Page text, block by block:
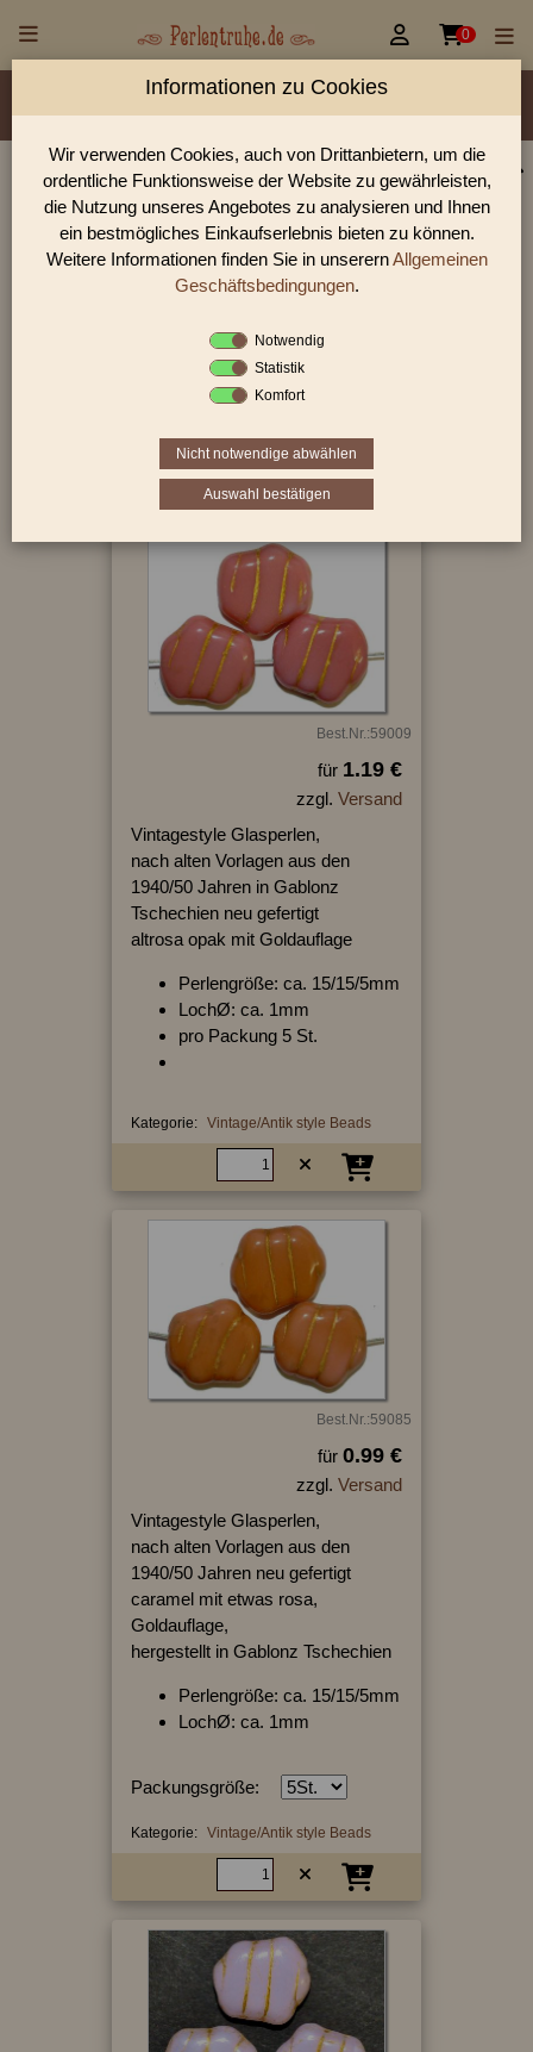
 0
Material/Glassorte Sorte/Form Farbe
Größen
Lochdurchmesser
Perlen Shop für Vintage/Antik style Beads Perlen
In unserem Perlen Shop finden sie zahlreich Vintage/Antik
style Beads Perlen und viele weiter Glasperlen.
Sie befinden sich in folgender Kategorie:
Vintage/Antik style Beads
Best.Nr.:59009
für 1.19 €
zzgl. Versand
Vintagestyle Glasperlen,
nach alten Vorlagen aus den
1940/50 Jahren in Gablonz
Tschechien neu gefertigt
altrosa opak mit Goldauflage
Perlengröße: ca. 15/15/5mm
LochØ: ca. 1mm
pro Packung 5 St.
Kategorie: Vintage/Antik style Beads
Best.Nr.:59085
für 0.99 €
zzgl. Versand
Vintagestyle Glasperlen,
nach alten Vorlagen aus den
1940/50 Jahren neu gefertigt
caramel mit etwas rosa,
Goldauflage,
hergestellt in Gablonz Tschechien
Perlengröße: ca. 15/15/5mm
LochØ: ca. 1mm
Packungsgröße:
Kategorie: Vintage/Antik style Beads
Informationen zu Cookies
Wir verwenden Cookies, auch von Drittanbietern, um die
ordentliche Funktionsweise der Website zu gewährleisten,
die Nutzung unseres Angebotes zu analysieren und Ihnen
ein bestmögliches Einkaufserlebnis bieten zu können.
Weitere Informationen finden Sie in unserernAllgemeinen
Geschäftsbedingungen.
Notwendig
Statistik
Komfort
Nicht notwendige abwählen
Auswahl bestätigen